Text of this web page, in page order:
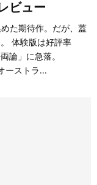
ビュー
た期待作。だが、蓋
体験版は好評率
論」に急落。
ーストラ...